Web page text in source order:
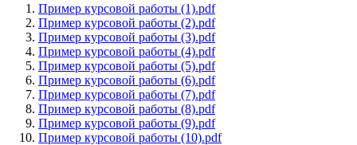
Пример курсовой работы (1).pdf
Пример курсовой работы (2).pdf
Пример курсовой работы (3).pdf
Пример курсовой работы (4).pdf
Пример курсовой работы (5).pdf
Пример курсовой работы (6).pdf
Пример курсовой работы (7).pdf
Пример курсовой работы (8).pdf
Пример курсовой работы (9).pdf
Пример курсовой работы (10).pdf